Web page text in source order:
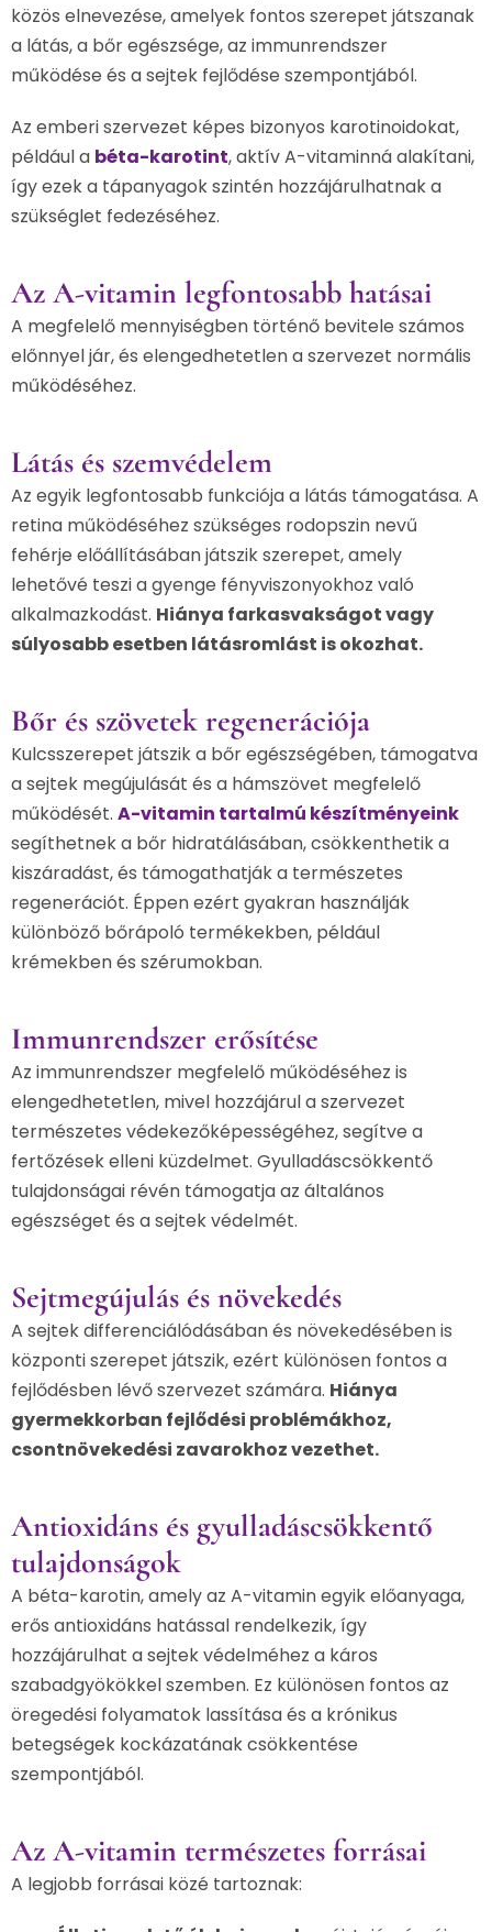
közös elnevezése, amelyek fontos szerepet játszanak
a látás, a bőr egészsége, az immunrendszer
működése és a sejtek fejlődése szempontjából.
Az emberi szervezet képes bizonyos karotinoidokat,
például a béta-karotint, aktív A-vitaminná alakítani,
így ezek a tápanyagok szintén hozzájárulhatnak a
szükséglet fedezéséhez.
Az A-vitamin legfontosabb hatásai
A megfelelő mennyiségben történő bevitele számos
előnnyel jár, és elengedhetetlen a szervezet normális
működéséhez.
Látás és szemvédelem
Az egyik legfontosabb funkciója a látás támogatása. A
retina működéséhez szükséges rodopszin nevű
fehérje előállításában játszik szerepet, amely
lehetővé teszi a gyenge fényviszonyokhoz való
alkalmazkodást. Hiánya farkasvakságot vagy
súlyosabb esetben látásromlást is okozhat.
Bőr és szövetek regenerációja
Kulcsszerepet játszik a bőr egészségében, támogatva
a sejtek megújulását és a hámszövet megfelelő
működését. A-vitamin tartalmú készítményeink
segíthetnek a bőr hidratálásában, csökkenthetik a
kiszáradást, és támogathatják a természetes
regenerációt. Éppen ezért gyakran használják
különböző bőrápoló termékekben, például
krémekben és szérumokban.
Immunrendszer erősítése
Az immunrendszer megfelelő működéséhez is
elengedhetetlen, mivel hozzájárul a szervezet
természetes védekezőképességéhez, segítve a
fertőzések elleni küzdelmet. Gyulladáscsökkentő
tulajdonságai révén támogatja az általános
egészséget és a sejtek védelmét.
Sejtmegújulás és növekedés
A sejtek differenciálódásában és növekedésében is
központi szerepet játszik, ezért különösen fontos a
fejlődésben lévő szervezet számára. Hiánya
gyermekkorban fejlődési problémákhoz,
csontnövekedési zavarokhoz vezethet.
Antioxidáns és gyulladáscsökkentő
tulajdonságok
A béta-karotin, amely az A-vitamin egyik előanyaga,
erős antioxidáns hatással rendelkezik, így
hozzájárulhat a sejtek védelméhez a káros
szabadgyökökkel szemben. Ez különösen fontos az
öregedési folyamatok lassítása és a krónikus
betegségek kockázatának csökkentése
szempontjából.
Az A-vitamin természetes forrásai
A legjobb forrásai közé tartoznak: